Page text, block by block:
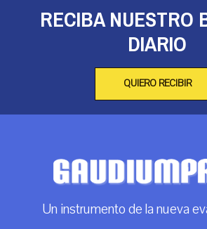
RECIBA NUESTRO
DIARIO
QUIERO RECIBIR
Un instrumento de la nueva